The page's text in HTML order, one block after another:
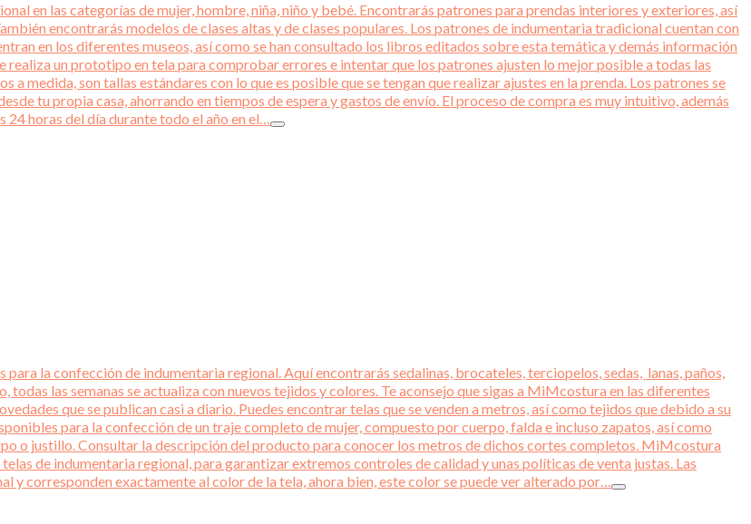
en las categorías de mujer, hombre, niña, niño y bebé. Encontrarás patrones para prendas interiores y exteriores, así
encontrarás modelos de clases altas y de clases populares. Los patrones de indumentaria tradicional cuentan con
en los diferentes museos, así como se han consultado los libros editados sobre esta temática y demás información
un prototipo en tela para comprobar errores e intentar que los patrones ajusten lo mejor posible a todas las
a medida, son tallas estándares con lo que es posible que se tengan que realizar ajustes en la prenda. Los patrones se
tu propia casa, ahorrando en tiempos de espera y gastos de envío. El proceso de compra es muy intuitivo, además
24 horas del día durante todo el año en el…
la confección de indumentaria regional. Aquí encontrarás sedalinas, brocateles, terciopelos, sedas, lanas, paños,
las semanas se actualiza con nuevos tejidos y colores. Te aconsejo que sigas a MiMcostura en las diferentes
que se publican casi a diario. Puedes encontrar telas que se venden a metros, así como tejidos que debido a su
para la confección de un traje completo de mujer, compuesto por cuerpo, falda e incluso zapatos, así como
o justillo. Consultar la descripción del producto para conocer los metros de dichos cortes completos. MiMcostura
de indumentaria regional, para garantizar extremos controles de calidad y unas políticas de venta justas. Las
corresponden exactamente al color de la tela, ahora bien, este color se puede ver alterado por…